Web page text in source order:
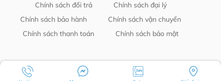
Chính sách đổi trả
Chính sách đại lý
Chính sách bảo hành
Chính sách vận chuyển
Chính sách thanh toán
Chính sách bảo mật